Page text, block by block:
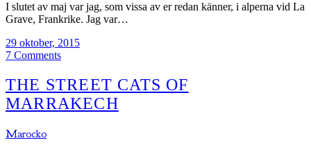
I slutet av maj var jag, som vissa av er redan känner, i alperna vid La
Grave, Frankrike. Jag var…
29 oktober, 2015
7 Comments
THE STREET CATS OF
MARRAKECH
Marocko